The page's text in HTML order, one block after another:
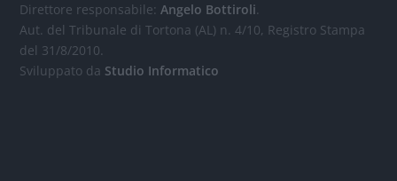
Direttore responsabile:Angelo Bottiroli.
Aut. del Tribunale di Tortona (AL) n. 4/10, Registro Stampa
del 31/8/2010.
Sviluppato da Studio Informatico